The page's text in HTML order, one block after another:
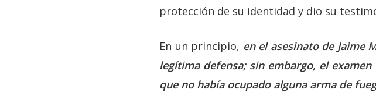
protección de su identidad y dio su
En un principio, en el asesinato de Jaime
legítima defensa; sin embargo, el
que no había ocupado alguna arma de